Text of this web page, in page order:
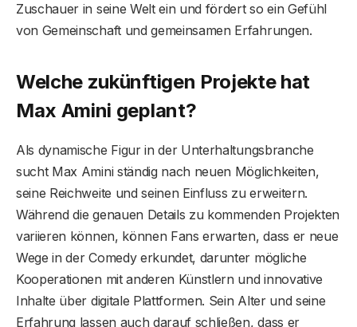
Zuschauer in seine Welt ein und fördert so ein Gefühl
von Gemeinschaft und gemeinsamen Erfahrungen.
Welche zukünftigen Projekte hat
Max Amini geplant?
Als dynamische Figur in der Unterhaltungsbranche
sucht Max Amini ständig nach neuen Möglichkeiten,
seine Reichweite und seinen Einfluss zu erweitern.
Während die genauen Details zu kommenden Projekten
variieren können, können Fans erwarten, dass er neue
Wege in der Comedy erkundet, darunter mögliche
Kooperationen mit anderen Künstlern und innovative
Inhalte über digitale Plattformen. Sein Alter und seine
Erfahrung lassen auch darauf schließen, dass er